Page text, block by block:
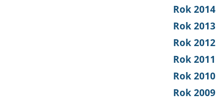
Rok 2014
Rok 2013
Rok 2012
Rok 2011
Rok 2010
Rok 2009